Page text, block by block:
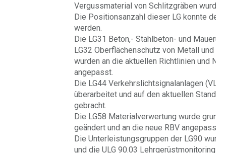
Vergussmaterial von Schlitzgräben wurde
Die Positionsanzahl dieser LG konnte
werden.
Die LG31 Beton,- Stahlbeton- und
LG32 Oberflächenschutz von Metall und LG
wurden an die aktuellen Richtlinien und
angepasst.
Die LG44 Verkehrslichtsignalanlagen
überarbeitet und auf den aktuellen Stand
gebracht.
Die LG58 Materialverwertung wurde
geändert und an die neue RBV angepasst.
Die Unterleistungsgruppen der LG90
und die ULG 90.03 Lehrgerüstmonitoring